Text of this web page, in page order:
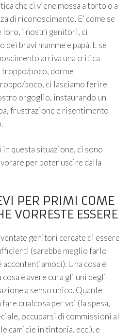
che ci viene mossa a torto o a
di riconoscimento. E’ come se
loro, i nostri genitori, ci
bravi mamme e papà. E se
arriva una critica
troppo/poco, dorme
poco, ci lasciamo ferire
orgoglio, instaurando un
frustrazione e risentimento
in questa situazione, ci sono
per poter uscire dalla
PER PRIMI COME
VORRESTE ESSERE
genitori cercate di essere
(sarebbe meglio farlo
accontentiamoci). Una cosa è
è avere cura gli uni degli
a senso unico. Quante
qualcosa per voi (la spesa,
occuparsi di commissioni al
camicie in tintoria, ecc.), e